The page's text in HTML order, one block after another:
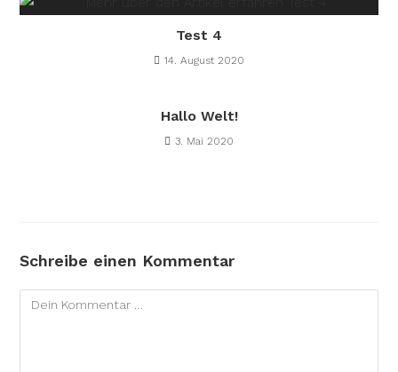
Test 4
14. August 2020
Hallo Welt!
3. Mai 2020
Schreibe einen Kommentar
Kommentar